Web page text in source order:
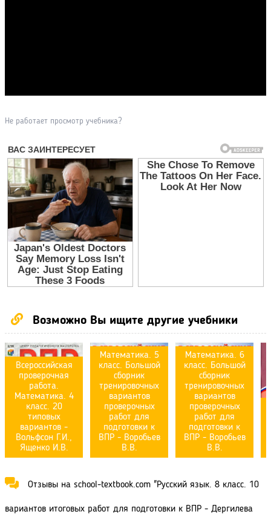
Не работает просмотр учебника?
Возможно Вы ищите другие учебники
Всероссийская
проверочная
работа.
Математика. 4
класс. 20
типовых
вариантов -
Вольфсон Г.И.,
Ященко И.В.
Математика. 5
класс. Большой
сборник
тренировочных
вариантов
проверочных
работ для
подготовки к
ВПР - Воробьев
В.В.
Математика. 6
класс. Большой
сборник
тренировочных
вариантов
проверочных
работ для
подготовки к
ВПР - Воробьев
В.В.
Отзывы на school-textbook.com "Русский язык. 8 класс. 10
вариантов итоговых работ для подготовки к ВПР - Дергилева